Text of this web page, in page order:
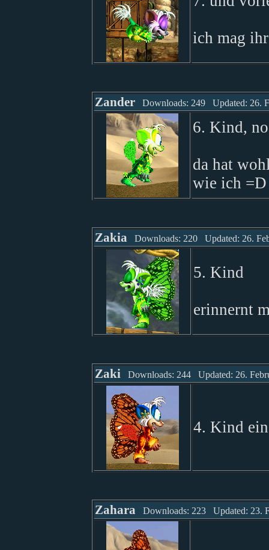
ich mag
Zander Downloads: 249 Updated: 26.
6. Kind,
da hat
wie ich =D
Zakia Downloads: 220 Updated: 26.
5. Kind
erinnernt
Zaki Downloads: 244 Updated: 26.
4. Kind
Zahara Downloads: 223 Updated: 23.